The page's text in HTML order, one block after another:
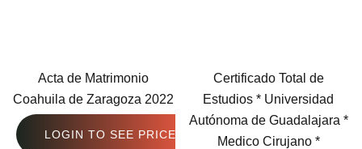
Acta de Matrimonio
Coahuila de Zaragoza 2022
LOGIN TO SEE PRICE
Certificado Total de
Estudios * Universidad
Autónoma de Guadalajara *
Medico Cirujano *